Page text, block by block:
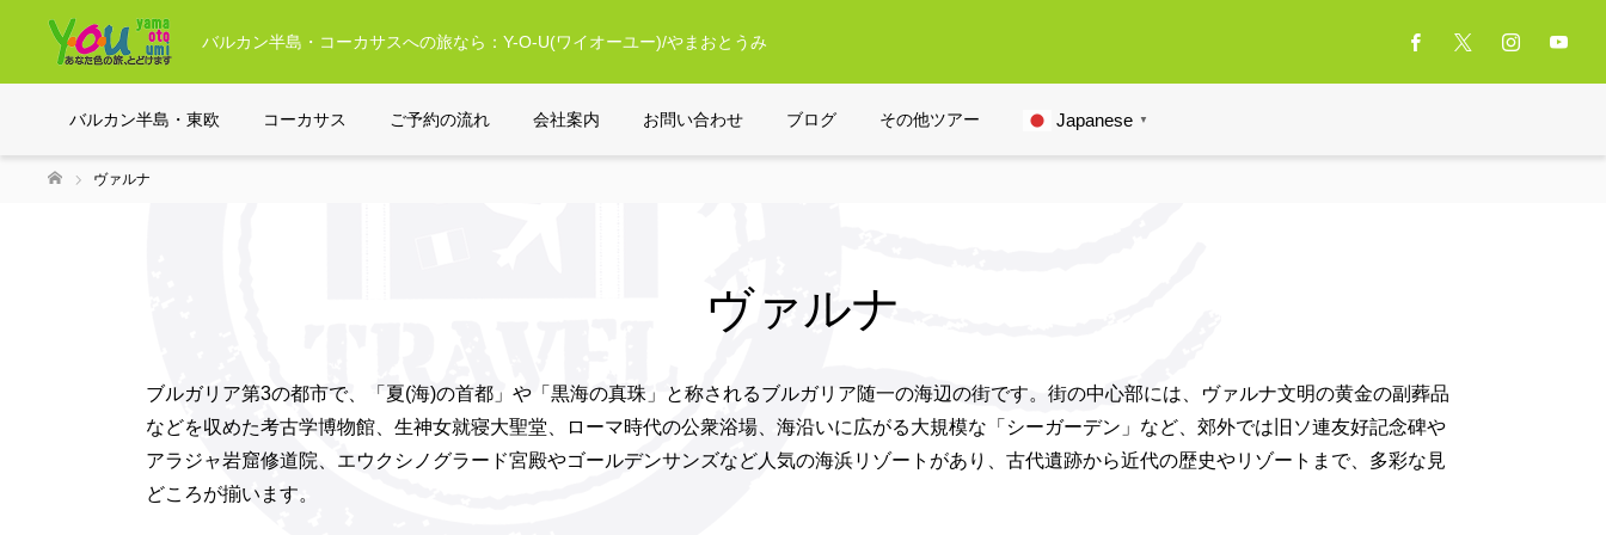
バルカン半島・コーカサスへの旅なら：Y-O-U(ワイオーユー)/やまおとうみ
バルカン半島・東欧 コーカサス ご予約の流れ 会社案内 お問い合わせ ブログ その他ツアー Japanese ▼
ヴァルナ
ヴァルナ
ヴァルナ
ブルガリア第3の都市で、「夏(海)の首都」や「黒海の真珠」と称されるブルガリア随一の海辺の街です。街の中心部には、ヴァルナ文明の黄金の副葬品
などを収めた考古学博物館、生神女就寝大聖堂、ローマ時代の公衆浴場、海沿いに広がる大規模な「シーガーデン」など、郊外では旧ソ連友好記念碑や
アラジャ岩窟修道院、エウクシノグラード宮殿やゴールデンサンズなど人気の海浜リゾートがあり、古代遺跡から近代の歴史やリゾートまで、多彩な見
どころが揃います。